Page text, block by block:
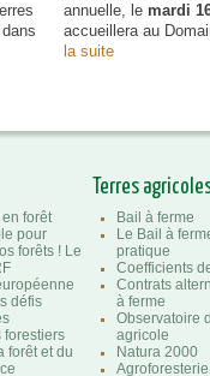
annuelle, le mardi
accueillera au
la suite
forêt
pour
forêts ! Le
défis
forestiers
forêt et du
Terres
Bail à ferme
Le Bail à
pratique
Coefficients
Contrats
à ferme
Observatoire
agricole
Natura 2000